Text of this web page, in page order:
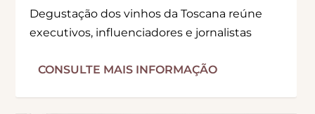
Degustação dos vinhos da Toscana reúne
executivos, influenciadores e jornalistas
CONSULTE MAIS INFORMAÇÃO